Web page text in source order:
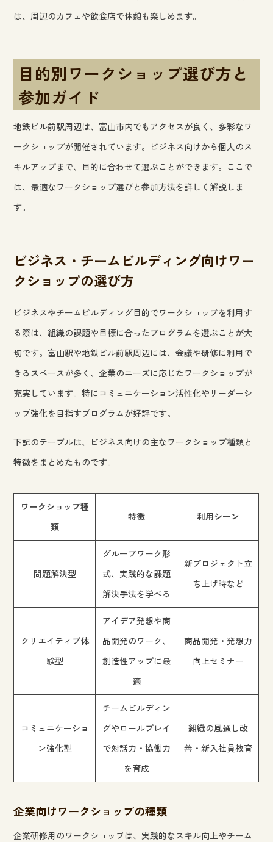
は、周辺のカフェや飲食店で休憩も楽しめます。
目的別ワークショップ選び方と
参加ガイド
地鉄ビル前駅周辺は、富山市内でもアクセスが良く、多彩なワ
ークショップが開催されています。ビジネス向けから個人のス
キルアップまで、目的に合わせて選ぶことができます。ここで
は、最適なワークショップ選びと参加方法を詳しく解説しま
す。
ビジネス・チームビルディング向けワー
クショップの選び方
ビジネスやチームビルディング目的でワークショップを利用す
る際は、組織の課題や目標に合ったプログラムを選ぶことが大
切です。富山駅や地鉄ビル前駅周辺には、会議や研修に利用で
きるスペースが多く、企業のニーズに応じたワークショップが
充実しています。特にコミュニケーション活性化やリーダーシ
ップ強化を目指すプログラムが好評です。
下記のテーブルは、ビジネス向けの主なワークショップ種類と
特徴をまとめたものです。
ワークショップ種
類
特徴 利用シーン
問題解決型
グループワーク形
式、実践的な課題
解決手法を学べる
新プロジェクト立
ち上げ時など
クリエイティブ体
験型
アイデア発想や商
品開発のワーク、
創造性アップに最
適
商品開発・発想力
向上セミナー
コミュニケーショ
ン強化型
チームビルディン
グやロールプレイ
で対話力・協働力
を育成
組織の風通し改
善・新入社員教育
企業向けワークショップの種類
企業研修用のワークショップは、実践的なスキル向上やチーム